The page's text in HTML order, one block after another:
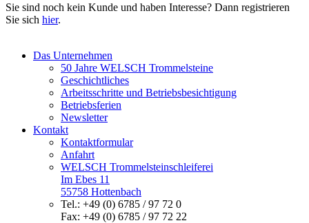
Sie sind noch kein Kunde und haben Interesse? Dann registrieren
Sie sich hier.
Das Unternehmen
50 Jahre WELSCH Trommelsteine
Geschichtliches
Arbeitsschritte und Betriebsbesichtigung
Betriebsferien
Newsletter
Kontakt
Kontaktformular
Anfahrt
WELSCH Trommelsteinschleiferei
Im Ebes 11
55758 Hottenbach
Tel.: +49 (0) 6785 / 97 72 0
Fax: +49 (0) 6785 / 97 72 22